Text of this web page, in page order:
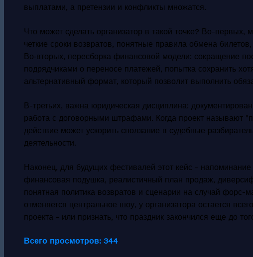
выплатами, а претензии и конфликты множатся.
Что может сделать организатор в такой точке? Во-первых,
четкие сроки возвратов, понятные правила обмена
Во‑вторых, пересборка финансовой модели: сокращение
подрядчиками о переносе платежей, попытка сохранить
альтернативный формат, который позволит выполнить
В-третьих, важна юридическая дисциплина:
работа с договорными штрафами. Когда проект называют
действие может ускорить сползание в судебные
деятельности.
Наконец, для будущих фестивалей этот кейс -
финансовая подушка, реалистичный план продаж,
понятная политика возвратов и сценарии на случай форс-
отменяется центральное шоу, у организатора остается
проекта - или признать, что праздник закончился еще до
Всего просмотров: 344